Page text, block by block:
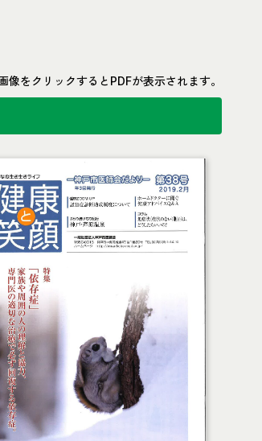
所
像をクリックするとPDFが表示されます。